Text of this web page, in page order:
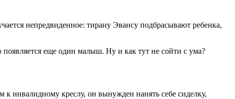
непредвиденное: тирану Эвансу подбрасывают ребенка,
еще один малыш. Ну и как тут не сойти с ума?
инвалидному креслу, он вынужден нанять себе сиделку,